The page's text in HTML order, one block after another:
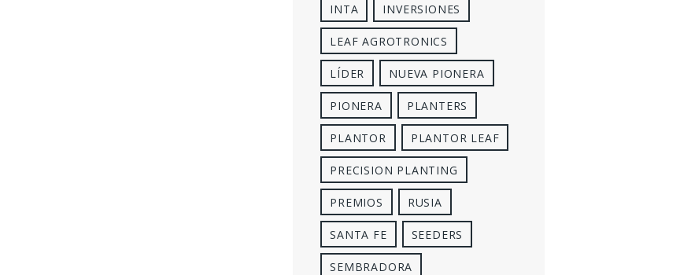
INTA INVERSIONES
LEAF AGROTRONICS
LÍDER NUEVA PIONERA
PIONERA PLANTERS
PLANTOR PLANTOR LEAF
PRECISION PLANTING
PREMIOS RUSIA
SANTA FE SEEDERS
SEMBRADORA